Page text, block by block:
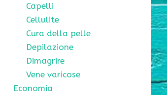
Capelli
Cellulite
Cura della pelle
Depilazione
Dimagrire
Vene varicose
Economia